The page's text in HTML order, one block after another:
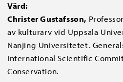
Värd:
Christer Gustafsson,
av kulturarv vid Uppsala
Nanjing Universitetet.
International Scientific
Conservation.